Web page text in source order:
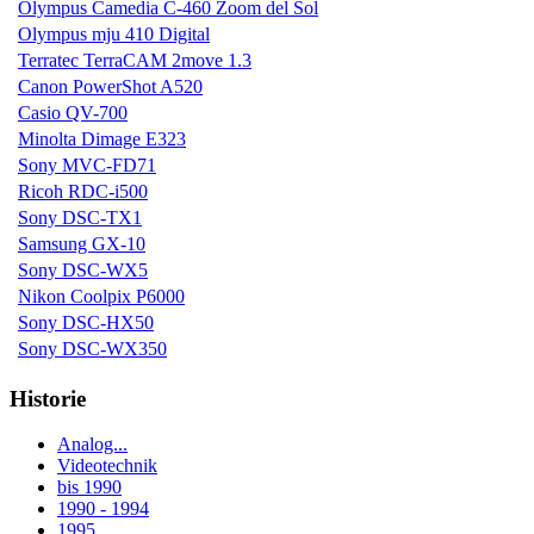
Olympus Camedia C-460 Zoom del Sol
Olympus mju 410 Digital
Terratec TerraCAM 2move 1.3
Canon PowerShot A520
Casio QV-700
Minolta Dimage E323
Sony MVC-FD71
Ricoh RDC-i500
Sony DSC-TX1
Samsung GX-10
Sony DSC-WX5
Nikon Coolpix P6000
Sony DSC-HX50
Sony DSC-WX350
Historie
Analog...
Videotechnik
bis 1990
1990 - 1994